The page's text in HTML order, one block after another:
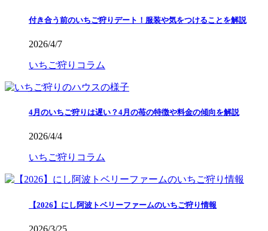
付き合う前のいちご狩りデート！服装や気をつけることを解説
2026/4/7
いちご狩りコラム
4月のいちご狩りは遅い？4月の苺の特徴や料金の傾向を解説
2026/4/4
いちご狩りコラム
【2026】にし阿波トベリーファームのいちご狩り情報
2026/3/25